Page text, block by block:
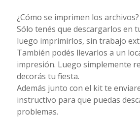
¿Cómo se imprimen los archivos?
Sólo tenés que descargarlos en
luego imprimirlos, sin trabajo
También podés llevarlos a un
impresión. Luego simplemente
decorás tu fiesta.
Además junto con el kit te
instructivo para que puedas
problemas.